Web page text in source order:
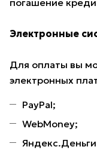
погашение
Электронные
Для оплаты вы
электронных
PayPal;
WebMoney;